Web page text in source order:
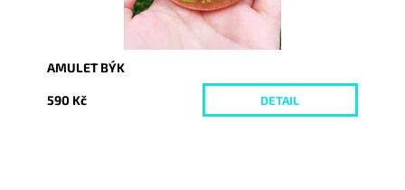
AMULET BÝK
590 Kč DETAIL